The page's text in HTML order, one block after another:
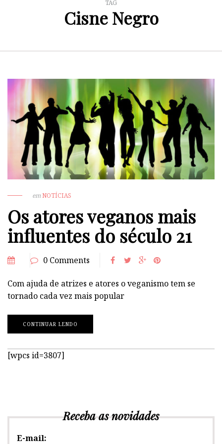
TAG
Cisne Negro
emNOTÍCIAS
Os atores veganos mais
influentes do século 21
0 Comments
Com ajuda de atrizes e atores o veganismo tem se
tornado cada vez mais popular
CONTINUAR LENDO
[wpcs id=3807]
Receba as novidades
E-mail: